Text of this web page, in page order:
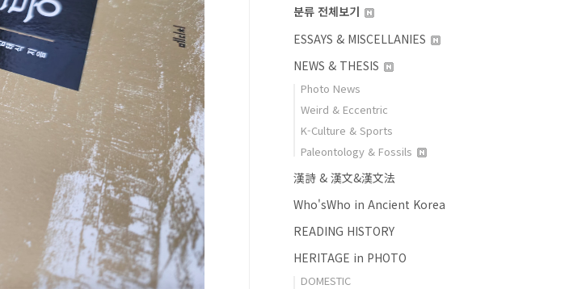
분류 전체보기
ESSAYS & MISCELLANIES
NEWS & THESIS
Photo News
Weird & Eccentric
K-Culture & Sports
Paleontology & Fossils
漢詩 & 漢文&漢文法
Who'sWho in Ancient Korea
READING HISTORY
HERITAGE in PHOTO
DOMESTIC